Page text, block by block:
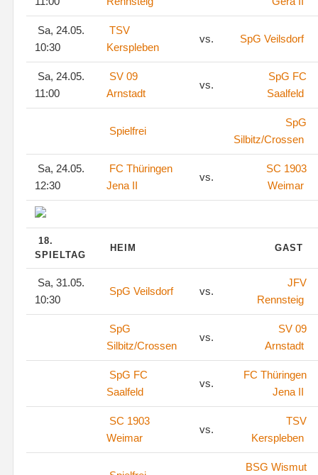
Sa, 24.05.
10:30
TSV
Kerspleben
vs. SpG Veilsdorf
Sa, 24.05.
11:00
SV 09
Arnstadt
vs.
SpG FC
Saalfeld
Spielfrei
SpG
Silbitz/Crossen
Sa, 24.05.
12:30
FC Thüringen
Jena II
vs.
SC 1903
Weimar
18.
SPIELTAG
HEIM GAST
Sa, 31.05.
10:30
SpG Veilsdorf vs.
JFV
Rennsteig
SpG
Silbitz/Crossen
vs.
SV 09
Arnstadt
SpG FC
Saalfeld
vs.
FC Thüringen
Jena II
SC 1903
Weimar
vs.
TSV
Kerspleben
BSG Wismut